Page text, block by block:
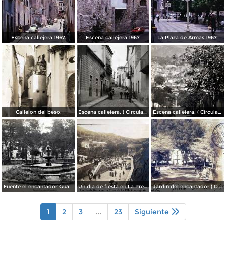
Escena callejera 1967. Escena callejera 1967. La Plaza de Armas 1967.
Callejon del beso. Escena callejera. ( Circulada el 13 de Mayo de 1941 ). Escena callejera. ( Circulada el 14 de Diciembre de 1930 ).
Fuente el encantador Guanajuato. Un dia de fiesta en La Presa de La Olla Guanajuato ( Circulada el 9 de Agosto de 1905 ). Jardin del encantador ( Circulada el 30 de Julio de 1905 ).
1 2 3 ... 23 Siguiente